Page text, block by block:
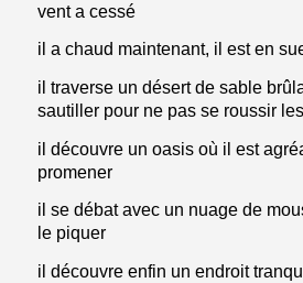
vent a cessé
il a chaud maintenant, il est en
il traverse un désert de sable
sautiller pour ne pas se roussir
il découvre un oasis où il est
promener
il se débat avec un nuage de
le piquer
il découvre enfin un endroit